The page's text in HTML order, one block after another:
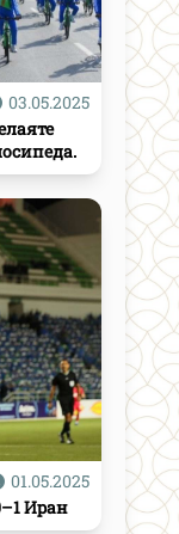
03.05.2025
01.05.2025
Иран